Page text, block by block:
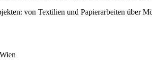
von Textilien und Papierarbeiten über